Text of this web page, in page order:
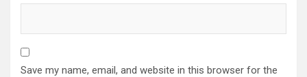
Save my name, email, and website in this browser for the